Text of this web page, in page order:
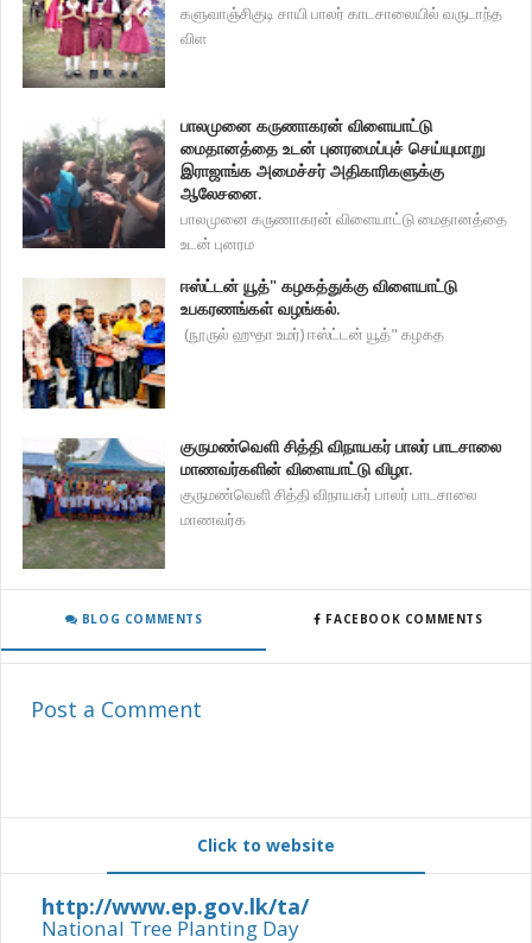
களுவாஞ்சிகுடி சாயி பாலர் காடசாலையில் வருடாந்த
விள
பாலமுனை கருணாகரன் விளையாட்டு
மைதானத்தை உடன் புனரமைப்புச் செய்யுமாறு
இராஜாங்க அமைச்சர் அதிகாரிகளுக்கு
ஆலேசனை.
பாலமுனை கருணாகரன் விளையாட்டு மைதானத்தை
உடன் புனரம
ஈஸ்ட்டன் யூத்" கழகத்துக்கு விளையாட்டு
உபகரணங்கள் வழங்கல்.
(நூருல் ஹுதா உமர்) ஈஸ்ட்டன் யூத்" கழகத
குருமண்வெளி சித்தி விநாயகர் பாலர் பாடசாலை
மாணவர்களின் விளையாட்டு விழா.
குருமண்வெளி சித்தி விநாயகர் பாலர் பாடசாலை
மாணவர்க
BLOG COMMENTS FACEBOOK COMMENTS
Post a Comment
Click to website
http://www.ep.gov.lk/ta/
National Tree Planting Day